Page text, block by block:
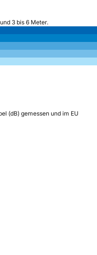
3 bis 6 Meter.
(dB) gemessen und im EU